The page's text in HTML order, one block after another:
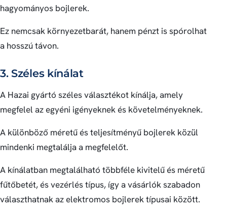
hagyományos bojlerek.
Ez nemcsak környezetbarát, hanem pénzt is spórolhat
a hosszú távon.
3. Széles kínálat
A Hazai gyártó széles választékot kínálja, amely
megfelel az egyéni igényeknek és követelményeknek.
A különböző méretű és teljesítményű bojlerek közül
mindenki megtalálja a megfelelőt.
A kínálatban megtalálható többféle kivitelű és méretű
fűtőbetét, és vezérlés típus, így a vásárlók szabadon
választhatnak az elektromos bojlerek típusai között.